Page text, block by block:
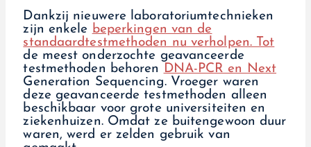
Dankzij nieuwere laboratoriumtechnieken
zijn enkele beperkingen van de
standaardtestmethoden nu verholpen. Tot
de meest onderzochte geavanceerde
testmethoden behoren DNA-PCR en Next
Generation Sequencing. Vroeger waren
deze geavanceerde testmethoden alleen
beschikbaar voor grote universiteiten en
ziekenhuizen. Omdat ze buitengewoon duur
waren, werd er zelden gebruik van